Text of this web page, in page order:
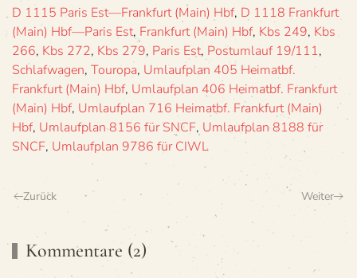
D 1115 Paris Est—Frankfurt (Main) Hbf, D 1118 Frankfurt
(Main) Hbf—Paris Est, Frankfurt (Main) Hbf, Kbs 249, Kbs
266, Kbs 272, Kbs 279, Paris Est, Postumlauf 19/111,
Schlafwagen, Touropa, Umlaufplan 405 Heimatbf.
Frankfurt (Main) Hbf, Umlaufplan 406 Heimatbf. Frankfurt
(Main) Hbf, Umlaufplan 716 Heimatbf. Frankfurt (Main)
Hbf, Umlaufplan 8156 für SNCF, Umlaufplan 8188 für
SNCF, Umlaufplan 9786 für CIWL
Zurück Weiter
Kommentare (2)